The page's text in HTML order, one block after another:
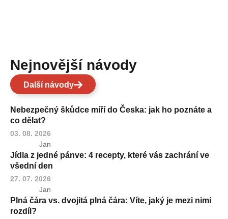
Nejnovější návody
Další návody
Nebezpečný škůdce míří do Česka: jak ho poznáte a
co dělat?
03. 08. 2026
Jan
Jídla z jedné pánve: 4 recepty, které vás zachrání ve
všední den
27. 07. 2026
Jan
Plná čára vs. dvojitá plná čára: Víte, jaký je mezi nimi
rozdíl?